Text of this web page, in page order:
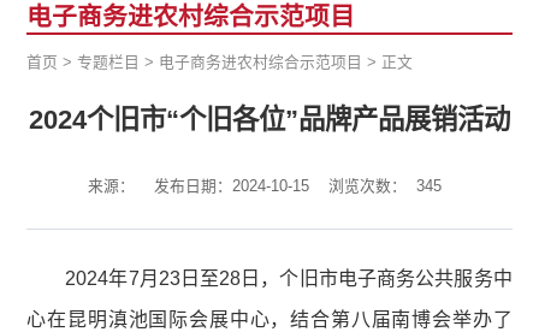
电子商务进农村综合示范项目
首页 >专题栏目 > 电子商务进农村综合示范项目 > 正文
2024个旧市“个旧各位”品牌产品展销活动
来源： 发布日期：2024-10-15 浏览次数： 345
2024年7月23日至28日，个旧市电子商务公共服务中
心在昆明滇池国际会展中心，结合第八届南博会举办了